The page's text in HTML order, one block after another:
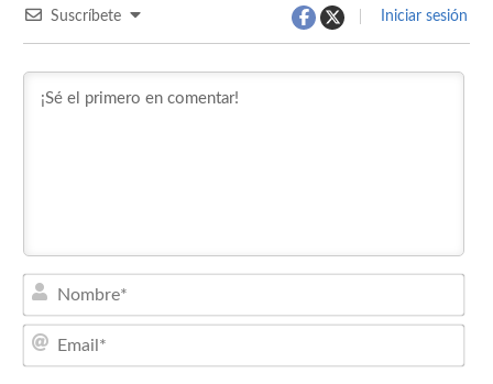
Suscríbete Iniciar sesión